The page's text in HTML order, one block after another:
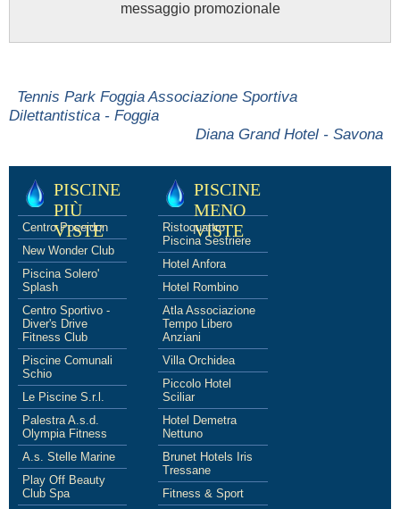
messaggio promozionale
Tennis Park Foggia Associazione Sportiva
Dilettantistica - Foggia
Diana Grand Hotel - Savona
PISCINE
PIÙ
VISTE
Centro Poseidon
New Wonder Club
Piscina Solero'
Splash
Centro Sportivo -
Diver's Drive
Fitness Club
Piscine Comunali
Schio
Le Piscine S.r.l.
Palestra A.s.d.
Olympia Fitness
A.s. Stelle Marine
Play Off Beauty
Club Spa
PISCINE
MENO
VISTE
Ristoquattro
Piscina Sestriere
Hotel Anfora
Hotel Rombino
Atla Associazione
Tempo Libero
Anziani
Villa Orchidea
Piccolo Hotel
Sciliar
Hotel Demetra
Nettuno
Brunet Hotels Iris
Tressane
Fitness & Sport